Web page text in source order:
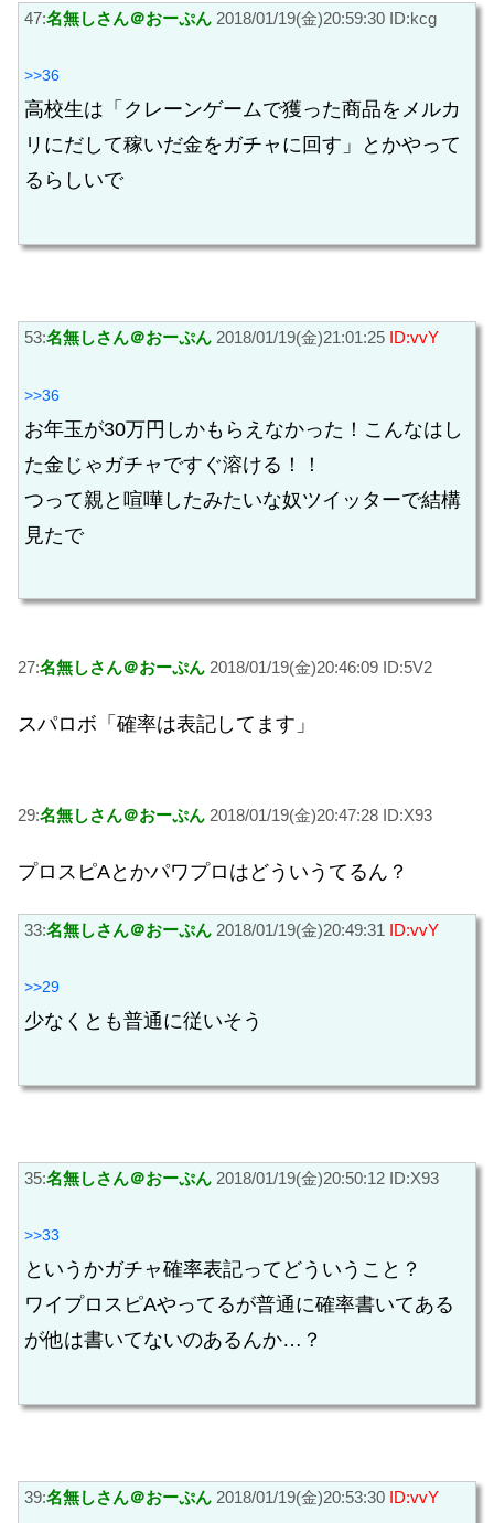
47:名無しさん＠おーぷん 2018/01/19(金)20:59:30 ID:kcg
>>36
高校生は「クレーンゲームで獲った商品をメルカ
リにだして稼いだ金をガチャに回す」とかやって
るらしいで
53:名無しさん＠おーぷん 2018/01/19(金)21:01:25 ID:vvY
>>36
お年玉が30万円しかもらえなかった！こんなはし
た金じゃガチャですぐ溶ける！！
つって親と喧嘩したみたいな奴ツイッターで結構
見たで
27:名無しさん＠おーぷん 2018/01/19(金)20:46:09 ID:5V2
スパロボ「確率は表記してます」
29:名無しさん＠おーぷん 2018/01/19(金)20:47:28 ID:X93
プロスピAとかパワプロはどういうてるん？
33:名無しさん＠おーぷん 2018/01/19(金)20:49:31 ID:vvY
>>29
少なくとも普通に従いそう
35:名無しさん＠おーぷん 2018/01/19(金)20:50:12 ID:X93
>>33
というかガチャ確率表記ってどういうこと？
ワイプロスピAやってるが普通に確率書いてある
が他は書いてないのあるんか…？
39:名無しさん＠おーぷん 2018/01/19(金)20:53:30 ID:vvY